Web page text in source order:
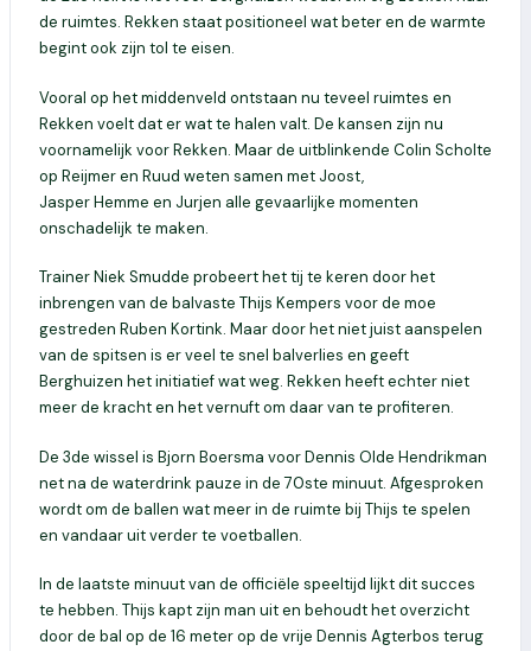
de ruimtes. Rekken staat positioneel wat beter en de warmte
begint ook zijn tol te eisen.
Vooral op het middenveld ontstaan nu teveel ruimtes en
Rekken voelt dat er wat te halen valt. De kansen zijn nu
voornamelijk voor Rekken. Maar de uitblinkende Colin Scholte
op Reijmeren Ruud weten samen met Joost,
JasperHemme en Jurjen alle gevaarlijke momenten
onschadelijk te maken.
Trainer Niek Smudde probeert het tij te keren door het
inbrengen van de balvaste Thijs Kempers voor de moe
gestreden Ruben Kortink. Maar door het niet juist aanspelen
van de spitsen is er veel te snel balverlies en geeft
Berghuizen het initiatief wat weg. Rekken heeft echter niet
meer de kracht en het vernuft om daar van te profiteren.
De 3de wissel is Bjorn Boersma voor Dennis Olde Hendrikman
net na de waterdrink pauze in de 70ste minuut. Afgesproken
wordt om de ballen wat meer in de ruimte bij Thijs te spelen
en vandaar uit verder te voetballen.
In de laatste minuut van de officiële speeltijd lijkt dit succes
te hebben. Thijs kapt zijn man uit en behoudt het overzicht
door de bal op de 16 meter op de vrije Dennis Agterbos terug